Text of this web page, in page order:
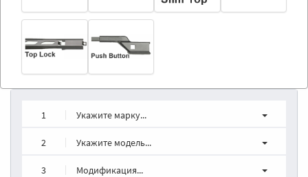
1 Укажите марку...
2 Укажите модель...
3 Модификация...